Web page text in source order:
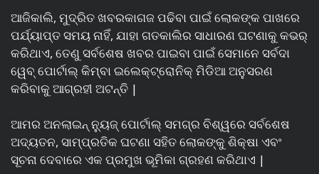
ଆଜିକାଲି, ମୁଦ୍ରିତ ଖବରକାଗଜ ପଢିବା ପାଇଁ ଲୋକଙ୍କ ପାଖରେ
ପର୍ଯ୍ୟାପ୍ତ ସମୟ ନାହିଁ, ଯାହା ଗତକାଲିର ସାଧାରଣ ଘଟଣାକୁ କଭର୍
କରିଥାଏ, ତେଣୁ ସର୍ବଶେଷ ଖବର ପାଇବା ପାଇଁ ସେମାନେ ସର୍ବଦା
ୱେବ୍ ପୋର୍ଟାଲ୍ କିମ୍ବା ଇଲେକ୍ଟ୍ରୋନିକ୍ ମିଡିଆ ଅନୁସରଣ
କରିବାକୁ ଆଗ୍ରହୀ ଅଟନ୍ତି |
ଆମର ଅନଲାଇନ୍ ନ୍ୟୁଜ୍ ପୋର୍ଟାଲ୍ ସମଗ୍ର ବିଶ୍ୱରେ ସର୍ବଶେଷ
ଅଦ୍ୟତନ, ସାମ୍ପ୍ରତିକ ଘଟଣା ସହିତ ଲୋକଙ୍କୁ ଶିକ୍ଷା ଏବଂ
ସୂଚନା ଦେବାରେ ଏକ ପ୍ରମୁଖ ଭୂମିକା ଗ୍ରହଣ କରିଥାଏ |